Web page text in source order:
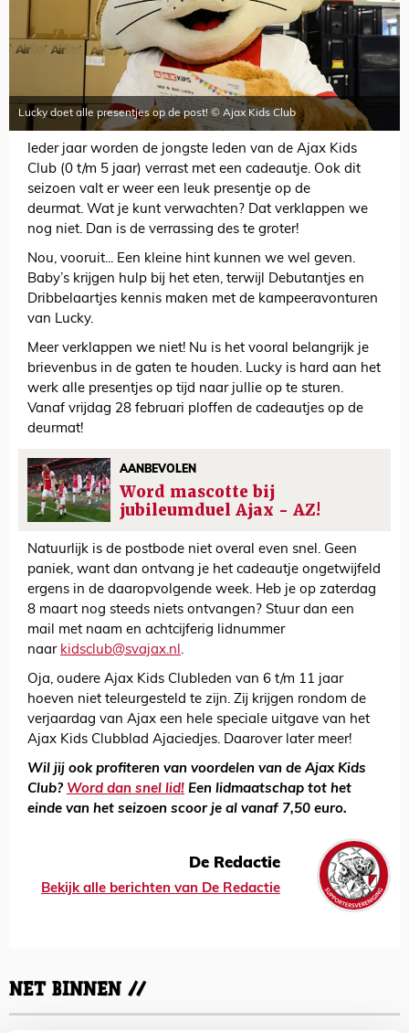
Lucky doet alle presentjes op de post! © Ajax Kids Club
Ieder jaar worden de jongste leden van de Ajax Kids
Club (0 t/m 5 jaar) verrast met een cadeautje. Ook dit
seizoen valt er weer een leuk presentje op de
deurmat. Wat je kunt verwachten? Dat verklappen we
nog niet. Dan is de verrassing des te groter!
Nou, vooruit... Een kleine hint kunnen we wel geven.
Baby’s krijgen hulp bij het eten, terwijl Debutantjes en
Dribbelaartjes kennis maken met de kampeeravonturen
van Lucky.
Meer verklappen we niet! Nu is het vooral belangrijk je
brievenbus in de gaten te houden. Lucky is hard aan het
werk alle presentjes op tijd naar jullie op te sturen.
Vanaf vrijdag 28 februari ploffen de cadeautjes op de
deurmat!
AANBEVOLEN
Word mascotte bij
jubileumduel Ajax - AZ!
Natuurlijk is de postbode niet overal even snel. Geen
paniek, want dan ontvang je het cadeautje ongetwijfeld
ergens in de daaropvolgende week. Heb je op zaterdag
8 maart nog steeds niets ontvangen? Stuur dan een
mail met naam en achtcijferig lidnummer
naar kidsclub@svajax.nl.
Oja, oudere Ajax Kids Clubleden van 6 t/m 11 jaar
hoeven niet teleurgesteld te zijn. Zij krijgen rondom de
verjaardag van Ajax een hele speciale uitgave van het
Ajax Kids Clubblad Ajaciedjes. Daarover later meer!
Wil jij ook profiteren van voordelen van de Ajax Kids
Club? Word dan snel lid! Een lidmaatschap tot het
einde van het seizoen scoor je al vanaf 7,50 euro.
De Redactie
Bekijk alle berichten van De Redactie
NET BINNEN //